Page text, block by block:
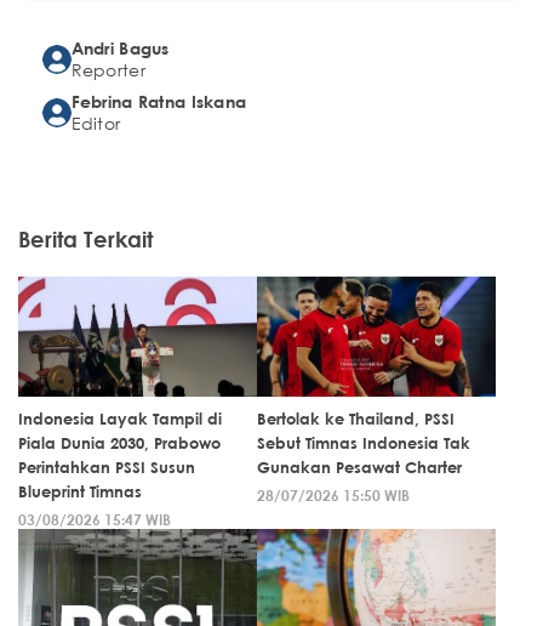
Andri Bagus
Reporter
Febrina Ratna Iskana
Editor
Berita Terkait
Indonesia Layak Tampil di
Piala Dunia 2030, Prabowo
Perintahkan PSSI Susun
Blueprint Timnas
03/08/2026 15:47 WIB
Bertolak ke Thailand, PSSI
Sebut Timnas Indonesia Tak
Gunakan Pesawat Charter
28/07/2026 15:50 WIB